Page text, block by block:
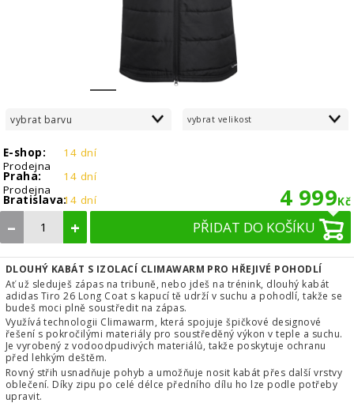
2 3 4 5 6
vybrat barvu vybrat velikost
E-shop:
14 dní
Prodejna
Praha:
14 dní
Prodejna
Bratislava:14 dní 4 999Kč
– + PŘIDAT DO KOŠÍKU
DLOUHÝ KABÁT S IZOLACÍ CLIMAWARM PRO HŘEJIVÉ POHODLÍ
Ať už sleduješ zápas na tribuně, nebo jdeš na trénink, dlouhý kabát
adidas Tiro 26 Long Coat s kapucí tě udrží v suchu a pohodlí, takže se
budeš moci plně soustředit na zápas.
Využívá technologii Climawarm, která spojuje špičkové designové
řešení s pokročilými materiály pro soustředěný výkon v teple a suchu.
Je vyrobený z vodoodpudivých materiálů, takže poskytuje ochranu
před lehkým deštěm.
Rovný střih usnadňuje pohyb a umožňuje nosit kabát přes další vrstvy
oblečení. Díky zipu po celé délce předního dílu ho lze podle potřeby
upravit.